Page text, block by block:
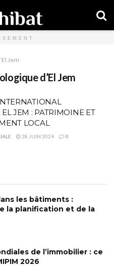
Jem
d’El Jem
JEM : PATRIMOINE ET
LOCAL
28 JUIN 2024 0
les bâtiments :
la planification et de la
de l’immobilier : ce
2026